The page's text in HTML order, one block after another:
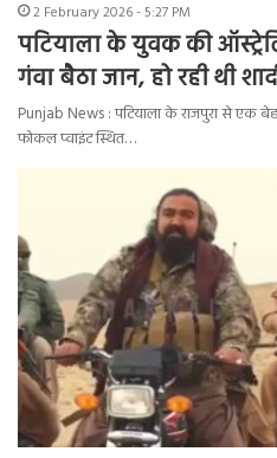
2 February 2026 - 5:27 PM
पटियाला के युवक की
गंवा बैठा जान, हो रही थी
Punjab News : पटियाला के राजपुरा से एक
फोकल प्वाइंट स्थित…